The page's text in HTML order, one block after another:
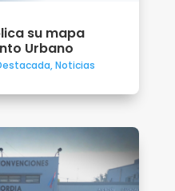
su mapa
Urbano
,Noticias